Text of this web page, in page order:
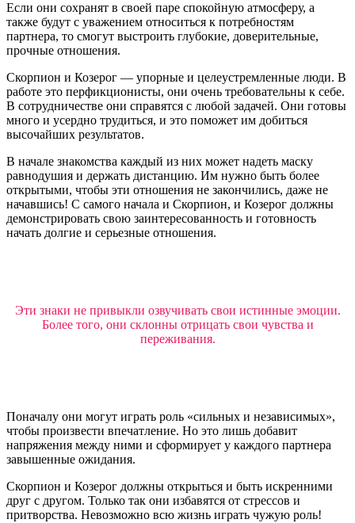
Если они сохранят в своей паре спокойную атмосферу, а
также будут с уважением относиться к потребностям
партнера, то смогут выстроить глубокие, доверительные,
прочные отношения.
Скорпион и Козерог — упорные и целеустремленные люди. В
работе это перфикционисты, они очень требовательны к себе.
В сотрудничестве они справятся с любой задачей. Они готовы
много и усердно трудиться, и это поможет им добиться
высочайших результатов.
В начале знакомства каждый из них может надеть маску
равнодушия и держать дистанцию. Им нужно быть более
открытыми, чтобы эти отношения не закончились, даже не
начавшись! С самого начала и Скорпион, и Козерог должны
демонстрировать свою заинтересованность и готовность
начать долгие и серьезные отношения.
Эти знаки не привыкли озвучивать свои истинные эмоции.
Более того, они склонны отрицать свои чувства и
переживания.
Поначалу они могут играть роль «сильных и независимых»,
чтобы произвести впечатление. Но это лишь добавит
напряжения между ними и сформирует у каждого партнера
завышенные ожидания.
Скорпион и Козерог должны открыться и быть искренними
друг с другом. Только так они избавятся от стрессов и
притворства. Невозможно всю жизнь играть чужую роль!